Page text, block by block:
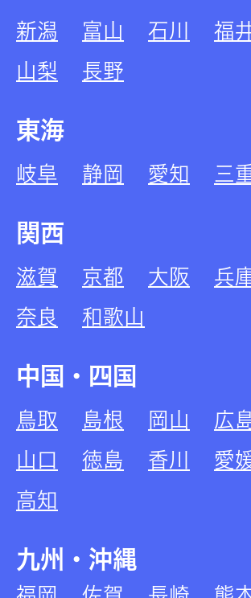
新潟 富山 石川
福
山梨
長野
東海
岐阜 静岡 愛知 三
関西
滋賀 京都 大阪
兵
奈良
和歌山
中国・四国
鳥取 島根 岡山
広
山口
徳島 香川
愛
高知
九州・沖縄